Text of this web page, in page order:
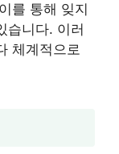
를 통해 잊지
습니다. 이러
체계적으로